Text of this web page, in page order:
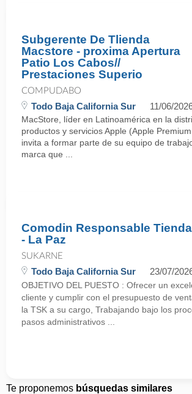
Subgerente De Tlienda
Macstore - proxima Apertura
Patio Los Cabos//
Prestaciones Superio
COMPUDABO
Todo Baja California Sur 11/06/
MacStore, líder en Latinoamérica en la
productos y servicios Apple (Apple
invita a formar parte de su equipo de
marca que ...
Comodin Responsable Tienda
- La Paz
SUKARNE
Todo Baja California Sur 23/07/
OBJETIVO DEL PUESTO : Ofrecer un
cliente y cumplir con el presupuesto de
la TSK a su cargo, Trabajando bajo los
pasos administrativos ...
Te proponemos búsquedas similares